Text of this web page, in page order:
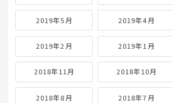
2019年5月 2019年4月
2019年2月 2019年1月
2018年11月 2018年10月
2018年8月 2018年7月